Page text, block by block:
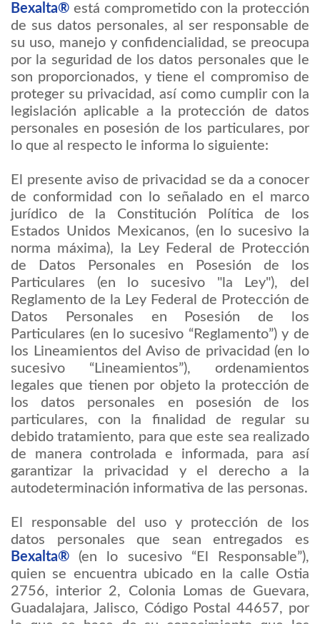
Bexalta® está comprometido con la protección
de sus datos personales, al ser responsable de
su uso, manejo y confidencialidad, se preocupa
por la seguridad de los datos personales que le
son proporcionados, y tiene el compromiso de
proteger su privacidad, así como cumplir con la
legislación aplicable a la protección de datos
personales en posesión de los particulares, por
lo que al respecto le informa lo siguiente:
El presente aviso de privacidad se da a conocer
de conformidad con lo señalado en el marco
jurídico de la Constitución Política de los
Estados Unidos Mexicanos, (en lo sucesivo la
norma máxima), la Ley Federal de Protección
de Datos Personales en Posesión de los
Particulares (en lo sucesivo "la Ley"), del
Reglamento de la Ley Federal de Protección de
Datos Personales en Posesión de los
Particulares (en lo sucesivo “Reglamento”) y de
los Lineamientos del Aviso de privacidad (en lo
sucesivo “Lineamientos”), ordenamientos
legales que tienen por objeto la protección de
los datos personales en posesión de los
particulares, con la finalidad de regular su
debido tratamiento, para que este sea realizado
de manera controlada e informada, para así
garantizar la privacidad y el derecho a la
autodeterminación informativa de las personas.
El responsable del uso y protección de los
datos personales que sean entregados es
Bexalta® (en lo sucesivo “El Responsable”),
quien se encuentra ubicado en la calle Ostia
2756, interior 2, Colonia Lomas de Guevara,
Guadalajara, Jalisco, Código Postal 44657, por